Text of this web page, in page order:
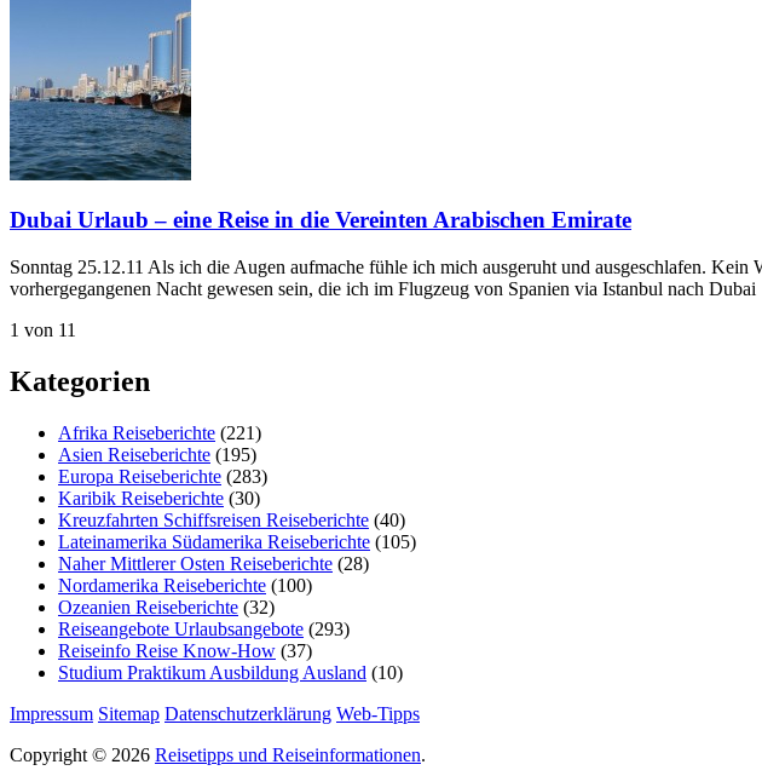
Dubai Urlaub – eine Reise in die Vereinten Arabischen Emirate
Sonntag 25.12.11 Als ich die Augen aufmache fühle ich mich ausgeruht und ausgeschlafen.
vorhergegangenen Nacht gewesen sein, die ich im Flugzeug von Spanien via Istanbul nach
1 von 11
Kategorien
Afrika Reiseberichte (221)
Asien Reiseberichte (195)
Europa Reiseberichte (283)
Karibik Reiseberichte (30)
Kreuzfahrten Schiffsreisen Reiseberichte (40)
Lateinamerika Südamerika Reiseberichte (105)
Naher Mittlerer Osten Reiseberichte (28)
Nordamerika Reiseberichte (100)
Ozeanien Reiseberichte (32)
Reiseangebote Urlaubsangebote (293)
Reiseinfo Reise Know-How (37)
Studium Praktikum Ausbildung Ausland (10)
Impressum Sitemap Datenschutzerklärung Web-Tipps
Copyright © 2026 Reisetipps und Reiseinformationen.